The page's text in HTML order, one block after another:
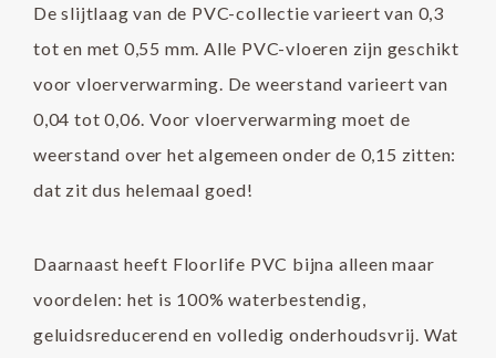
De slijtlaag van de PVC-collectie varieert van 0,3
tot en met 0,55 mm. Alle PVC-vloeren zijn geschikt
voor vloerverwarming. De weerstand varieert van
0,04 tot 0,06. Voor vloerverwarming moet de
weerstand over het algemeen onder de 0,15 zitten:
dat zit dus helemaal goed!
Daarnaast heeft Floorlife PVC bijna alleen maar
voordelen: het is 100% waterbestendig,
geluidsreducerend en volledig onderhoudsvrij. Wat